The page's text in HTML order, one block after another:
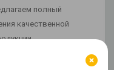
полный
качественной